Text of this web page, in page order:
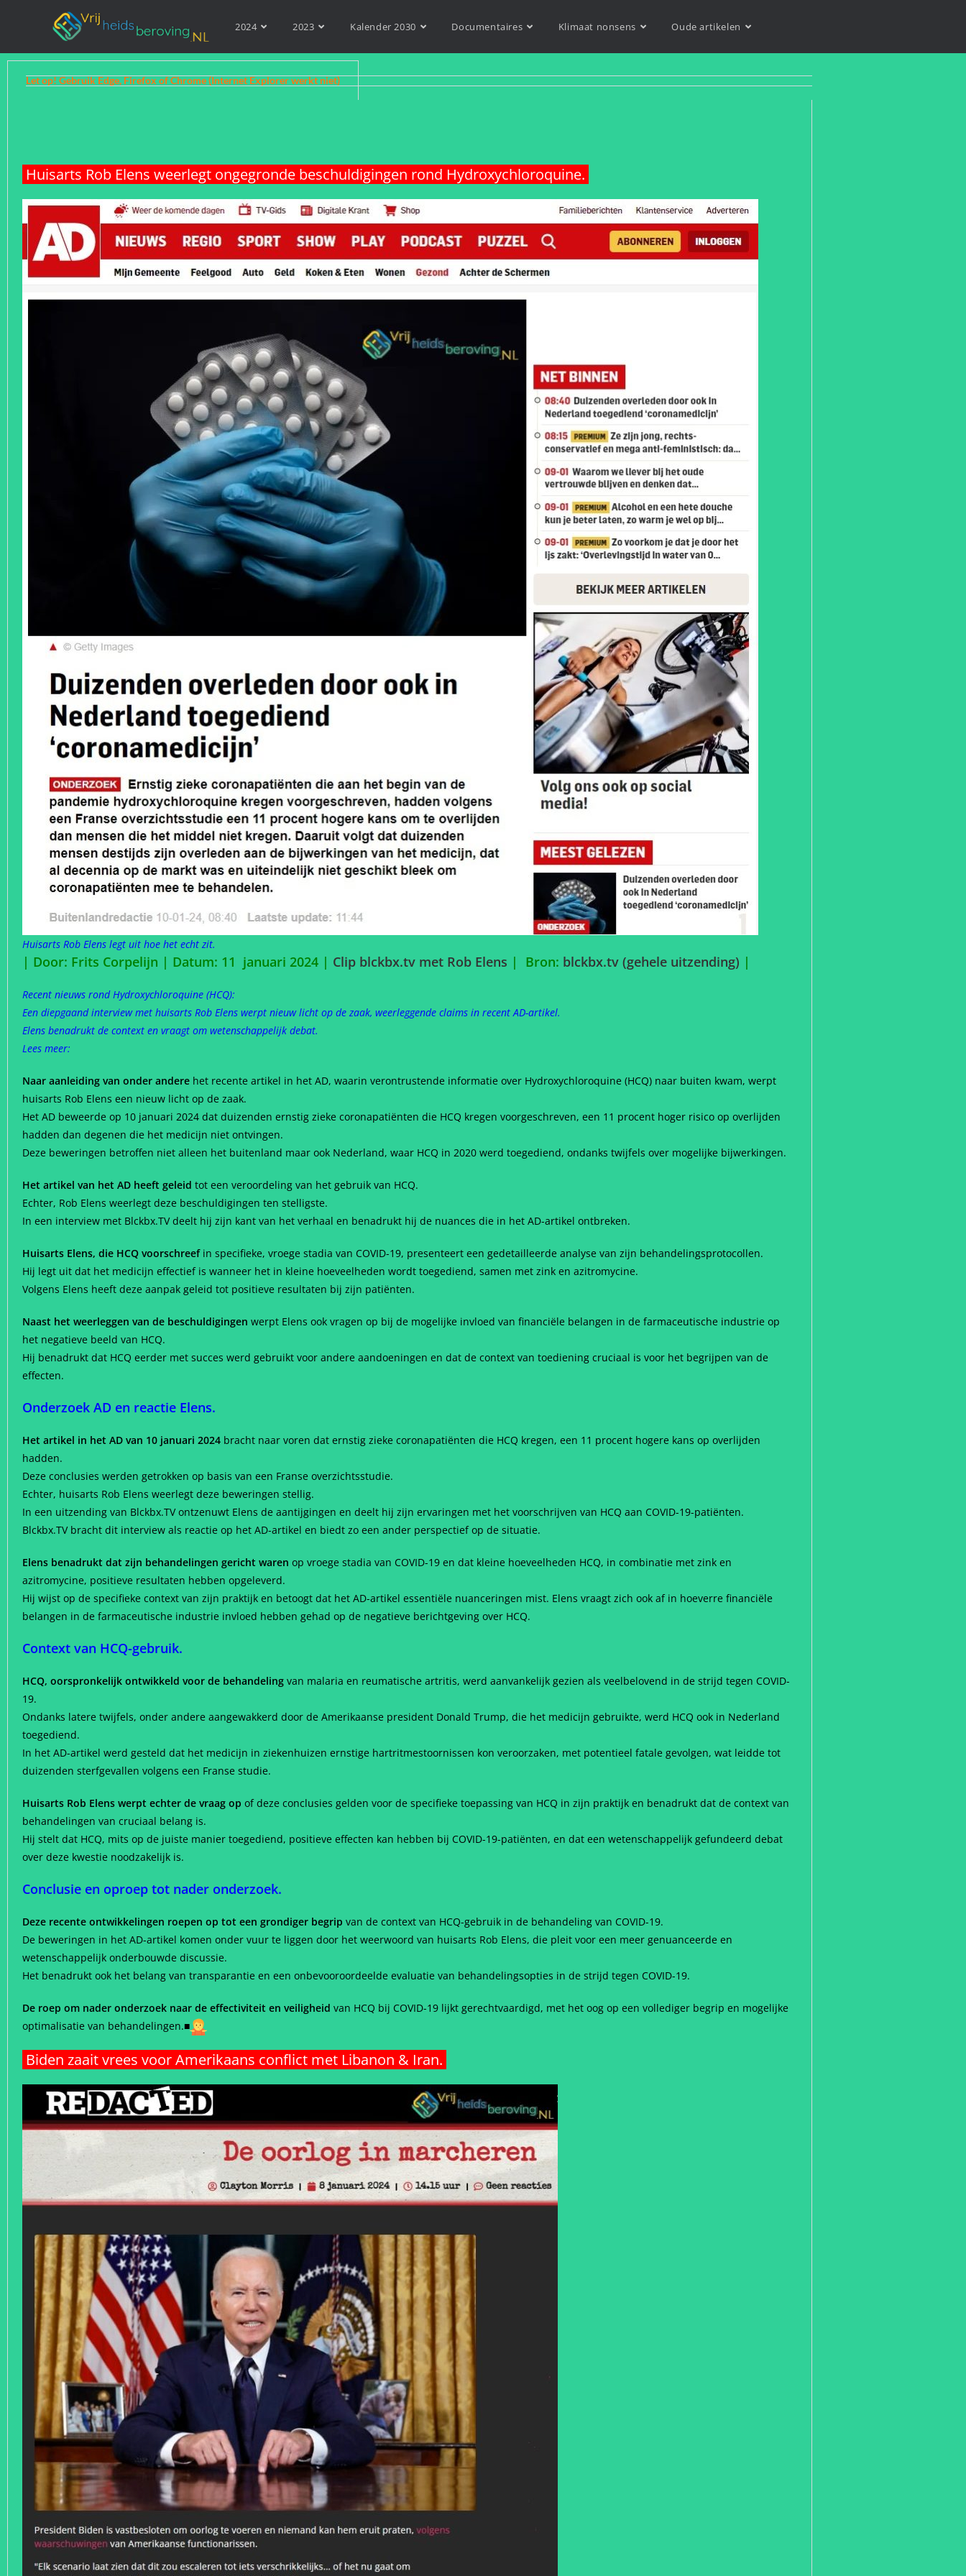
2024 2023 Kalender 2030 Documentaires Klimaat nonsens Oude artikelen
Let op! Gebruik Edge, Firefox of Chrome (Internet Explorer werkt niet)
Huisarts Rob Elens weerlegt ongegronde beschuldigingen rond Hydroxychloroquine.
Huisarts Rob Elens legt uit hoe het echt zit.
| Door: Frits Corpelijn | Datum: 11 januari 2024 | Clip blckbx.tv met Rob Elens | Bron: blckbx.tv (gehele uitzending) |
Recent nieuws rond Hydroxychloroquine (HCQ):
Een diepgaand interview met huisarts Rob Elens werpt nieuw licht op de zaak, weerleggende claims in recent AD-artikel.
Elens benadrukt de context en vraagt om wetenschappelijk debat.
Lees meer:
Naar aanleiding van onder andere het recente artikel in het AD, waarin verontrustende informatie over Hydroxychloroquine (HCQ) naar buiten kwam, werpt
huisarts Rob Elens een nieuw licht op de zaak.
Het AD beweerde op 10 januari 2024 dat duizenden ernstig zieke coronapatiënten die HCQ kregen voorgeschreven, een 11 procent hoger risico op overlijden
hadden dan degenen die het medicijn niet ontvingen.
Deze beweringen betroffen niet alleen het buitenland maar ook Nederland, waar HCQ in 2020 werd toegediend, ondanks twijfels over mogelijke bijwerkingen.
Het artikel van het AD heeft geleid tot een veroordeling van het gebruik van HCQ.
Echter, Rob Elens weerlegt deze beschuldigingen ten stelligste.
In een interview met Blckbx.TV deelt hij zijn kant van het verhaal en benadrukt hij de nuances die in het AD-artikel ontbreken.
Huisarts Elens, die HCQ voorschreefin specifieke, vroege stadia van COVID-19, presenteert een gedetailleerde analyse van zijn behandelingsprotocollen.
Hij legt uit dat het medicijn effectief is wanneer het in kleine hoeveelheden wordt toegediend, samen met zink en azitromycine.
Volgens Elens heeft deze aanpak geleid tot positieve resultaten bij zijn patiënten.
Naast het weerleggen van de beschuldigingen werpt Elens ook vragen op bij de mogelijke invloed van financiële belangen in de farmaceutische industrie op
het negatieve beeld van HCQ.
Hij benadrukt dat HCQ eerder met succes werd gebruikt voor andere aandoeningen en dat de context van toediening cruciaal is voor het begrijpen van de
effecten.
Onderzoek AD en reactie Elens.
Het artikel in het AD van 10 januari 2024 bracht naar voren dat ernstig zieke coronapatiënten die HCQ kregen, een 11 procent hogere kans op overlijden
hadden.
Deze conclusies werden getrokken op basis van een Franse overzichtsstudie.
Echter, huisarts Rob Elens weerlegt deze beweringen stellig.
In een uitzending van Blckbx.TV ontzenuwt Elens de aantijgingen en deelt hij zijn ervaringen met het voorschrijven van HCQ aan COVID-19-patiënten.
Blckbx.TV bracht dit interview als reactie op het AD-artikel en biedt zo een ander perspectief op de situatie.
Elens benadrukt dat zijn behandelingen gericht waren op vroege stadia van COVID-19 en dat kleine hoeveelheden HCQ, in combinatie met zink en
azitromycine, positieve resultaten hebben opgeleverd.
Hij wijst op de specifieke context van zijn praktijk en betoogt dat het AD-artikel essentiële nuanceringen mist. Elens vraagt zich ook af in hoeverre financiële
belangen in de farmaceutische industrie invloed hebben gehad op de negatieve berichtgeving over HCQ.
Context van HCQ-gebruik.
HCQ, oorspronkelijk ontwikkeld voor de behandeling van malaria en reumatische artritis, werd aanvankelijk gezien als veelbelovend in de strijd tegen COVID-
19.
Ondanks latere twijfels, onder andere aangewakkerd door de Amerikaanse president Donald Trump, die het medicijn gebruikte, werd HCQ ook in Nederland
toegediend.
In het AD-artikel werd gesteld dat het medicijn in ziekenhuizen ernstige hartritmestoornissen kon veroorzaken, met potentieel fatale gevolgen, wat leidde tot
duizenden sterfgevallen volgens een Franse studie.
Huisarts Rob Elens werpt echter de vraag op of deze conclusies gelden voor de specifieke toepassing van HCQ in zijn praktijk en benadrukt dat de context van
behandelingen van cruciaal belang is.
Hij stelt dat HCQ, mits op de juiste manier toegediend, positieve effecten kan hebben bij COVID-19-patiënten, en dat een wetenschappelijk gefundeerd debat
over deze kwestie noodzakelijk is.
Conclusie en oproep tot nader onderzoek.
Deze recente ontwikkelingen roepen op tot een grondiger begrip van de context van HCQ-gebruik in de behandeling van COVID-19.
De beweringen in het AD-artikel komen onder vuur te liggen door het weerwoord van huisarts Rob Elens, die pleit voor een meer genuanceerde en
wetenschappelijk onderbouwde discussie.
Het benadrukt ook het belang van transparantie en een onbevooroordeelde evaluatie van behandelingsopties in de strijd tegen COVID-19.
De roep om nader onderzoek naar de effectiviteit en veiligheid van HCQ bij COVID-19 lijkt gerechtvaardigd, met het oog op een vollediger begrip en mogelijke
optimalisatie van behandelingen.■
Biden zaait vrees voor Amerikaans conflict met Libanon & Iran.